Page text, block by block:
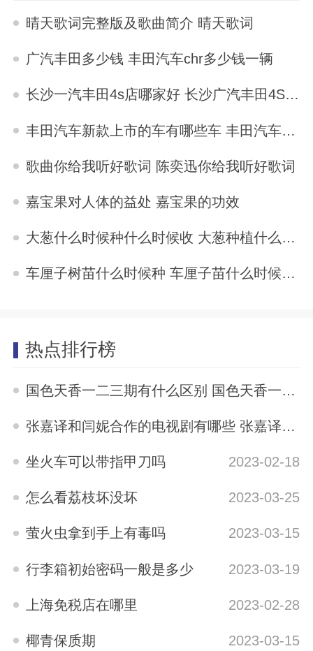
晴天歌词完整版及歌曲简介 晴天歌词
2025-11-04
广汽丰田多少钱 丰田汽车chr多少钱一辆
2025-11-04
长沙一汽丰田4s店哪家好 长沙广汽丰田4S店哪一个最好
2025-11-04
丰田汽车新款上市的车有哪些车 丰田汽车新款上市的车有哪些
2025-11-04
歌曲你给我听好歌词 陈奕迅你给我听好歌词
2025-11-04
嘉宝果对人体的益处 嘉宝果的功效
2025-11-04
大葱什么时候种什么时候收 大葱种植什么时候收获
2025-11-04
车厘子树苗什么时候种 车厘子苗什么时候种植
热点排行榜
国色天香一二三期有什么区别 国色天香一二三期区别是什么
2023-05-12
张嘉译和闫妮合作的电视剧有哪些 张嘉译与闫妮合演的电视剧有哪些
坐火车可以带指甲刀吗 2023-02-18
怎么看荔枝坏没坏 2023-03-25
萤火虫拿到手上有毒吗 2023-03-15
行李箱初始密码一般是多少 2023-03-19
上海免税店在哪里 2023-02-28
椰青保质期 2023-03-15